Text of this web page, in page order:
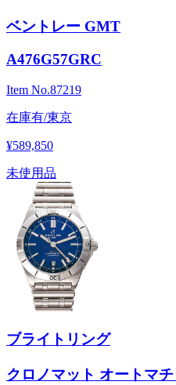
ベントレー GMT
A476G57GRC
Item No.87219
在庫有/東京
¥589,850
未使用品
ブライトリング
クロノマット オートマ